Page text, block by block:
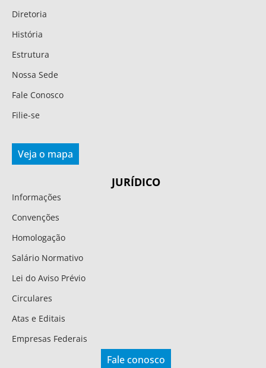
Diretoria
História
Estrutura
Nossa Sede
Fale Conosco
Filie-se
Veja o mapa
JURÍDICO
Informações
Convenções
Homologação
Salário Normativo
Lei do Aviso Prévio
Circulares
Atas e Editais
Empresas Federais
Fale conosco